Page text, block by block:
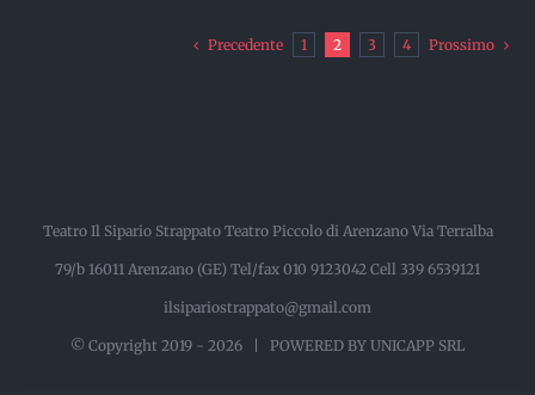
Precedente 1 2 3 4 Prossimo
Teatro Il Sipario Strappato Teatro Piccolo di Arenzano Via Terralba
79/b 16011 Arenzano (GE) Tel/fax 010 9123042 Cell 339 6539121
ilsipariostrappato@gmail.com
© Copyright 2019 - 2026 | POWERED BY UNICAPP SRL